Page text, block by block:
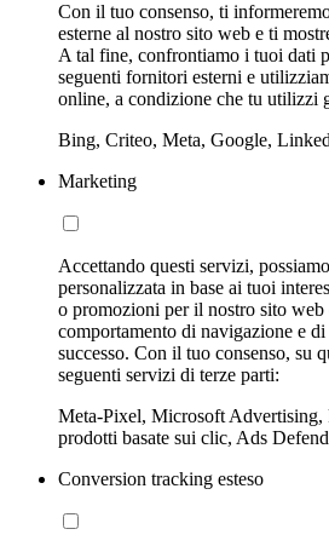
Con il tuo consenso, ti
esterne al nostro sito web e ti
A tal fine, confrontiamo i tuoi dati
seguenti fornitori esterni e
online, a condizione che tu utilizzi
Bing, Criteo, Meta, Google,
Marketing
Accettando questi servizi,
personalizzata in base ai tuoi
o promozioni per il nostro sito
comportamento di navigazione e
successo. Con il tuo consenso, su
seguenti servizi di terze parti:
Meta-Pixel, Microsoft Advertising,
prodotti basate sui clic, Ads
Conversion tracking esteso